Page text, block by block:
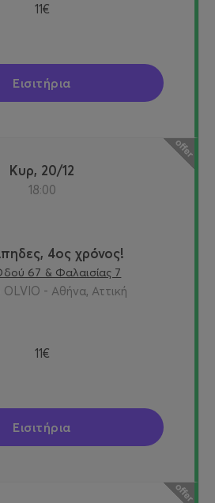
11€
Εισιτήρια
Κυρ, 20/12
18:00
4ος χρόνος!
67 & Φαλαισίας 7
- Αθήνα, Αττική
11€
Εισιτήρια